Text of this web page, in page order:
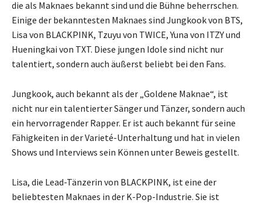
die als Maknaes bekannt sind und die Bühne beherrschen.
Einige der bekanntesten Maknaes sind Jungkook von BTS,
Lisa von BLACKPINK, Tzuyu von TWICE, Yuna von ITZY und
Hueningkai von TXT. Diese jungen Idole sind nicht nur
talentiert, sondern auch äußerst beliebt bei den Fans.
Jungkook, auch bekannt als der „Goldene Maknae“, ist
nicht nur ein talentierter Sänger und Tänzer, sondern auch
ein hervorragender Rapper. Er ist auch bekannt für seine
Fähigkeiten in der Varieté-Unterhaltung und hat in vielen
Shows und Interviews sein Können unter Beweis gestellt.
Lisa, die Lead-Tänzerin von BLACKPINK, ist eine der
beliebtesten Maknaes in der K-Pop-Industrie. Sie ist